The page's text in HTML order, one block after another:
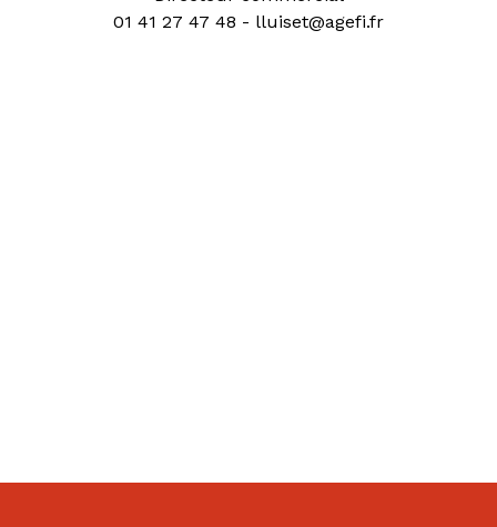
01 41 27 47 48 - lluiset@agefi.fr